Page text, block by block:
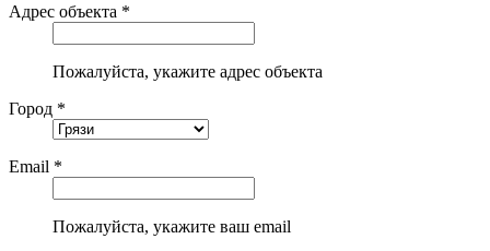
Адрес объекта *
Пожалуйста, укажите адрес объекта
Город *
Email *
Пожалуйста, укажите ваш email